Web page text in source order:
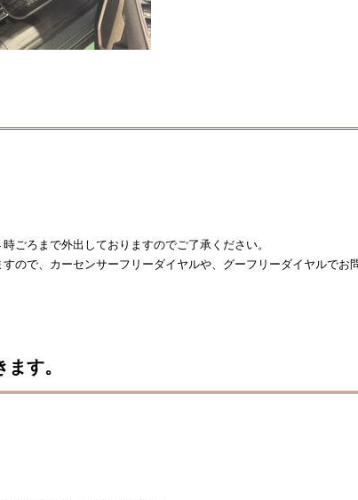
ごろまで外出しておりますのでご了承ください。
ので、カーセンサーフリーダイヤルや、グーフリーダイヤルでお
す。